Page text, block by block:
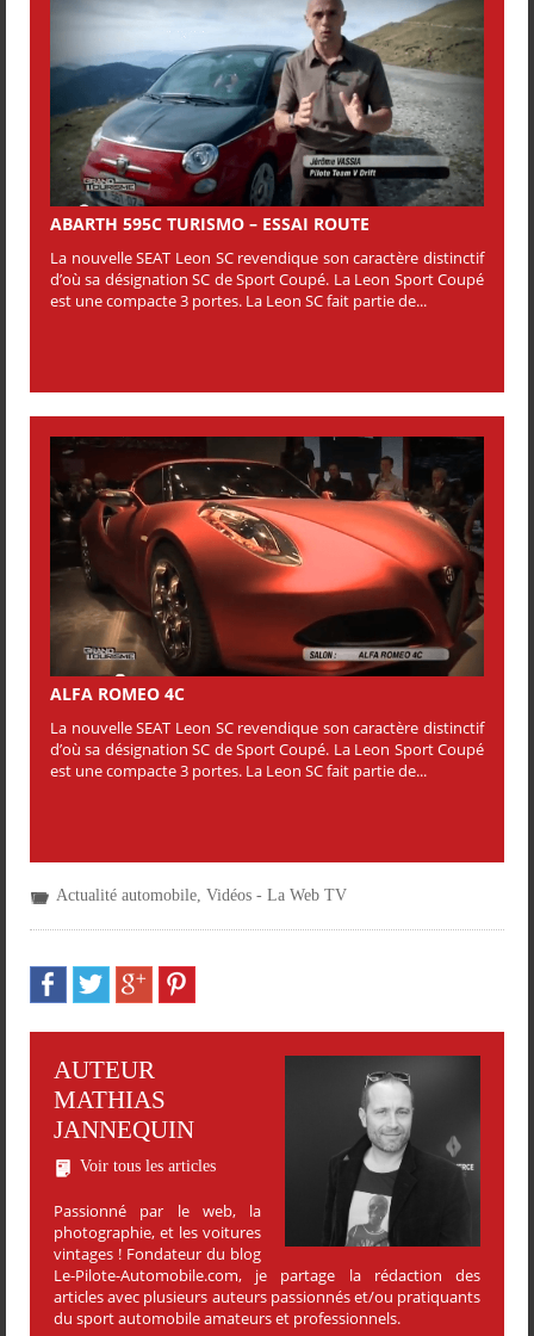
ABARTH 595C TURISMO – ESSAI ROUTE
La nouvelle SEAT Leon SC revendique son caractère distinctif
d’où sa désignation SC de Sport Coupé. La Leon Sport Coupé
est une compacte 3 portes. La Leon SC fait partie de...
ALFA ROMEO 4C
La nouvelle SEAT Leon SC revendique son caractère distinctif
d’où sa désignation SC de Sport Coupé. La Leon Sport Coupé
est une compacte 3 portes. La Leon SC fait partie de...
Actualité automobile Vidéos - La Web TV
AUTEUR
MATHIAS
JANNEQUIN
Voir tous les articles
Passionné par le web, la
photographie, et les voitures
vintages ! Fondateur du blog
Le-Pilote-Automobile.com, je partage la rédaction des
articles avec plusieurs auteurs passionnés et/ou pratiquants
du sport automobile amateurs et professionnels.